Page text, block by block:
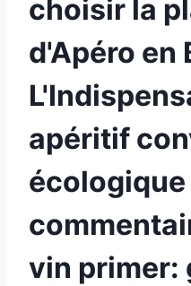
choisir la
d'Apéro en
apéritif
écologique
vin primer: